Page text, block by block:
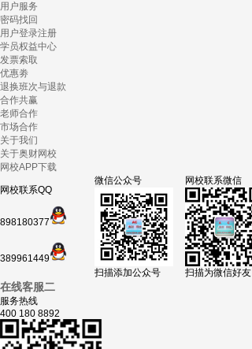
用户服务
密码找回
用户登录注册
学员权益中心
发票索取
优惠劵
退换班次与退款
合作共赢
老师合作
市场合作
关于我们
关于奥财网校
网校APP下载
网校联系QQ
898180377
389961449
微信公众号
扫描添加公众号
网校联系微信
扫描为微信好友
在线客服二
服务热线
400 180 8892